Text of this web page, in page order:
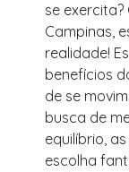
se
Campinas,
realidade!
benefícios
de se
busca de
equilíbrio,
escolha